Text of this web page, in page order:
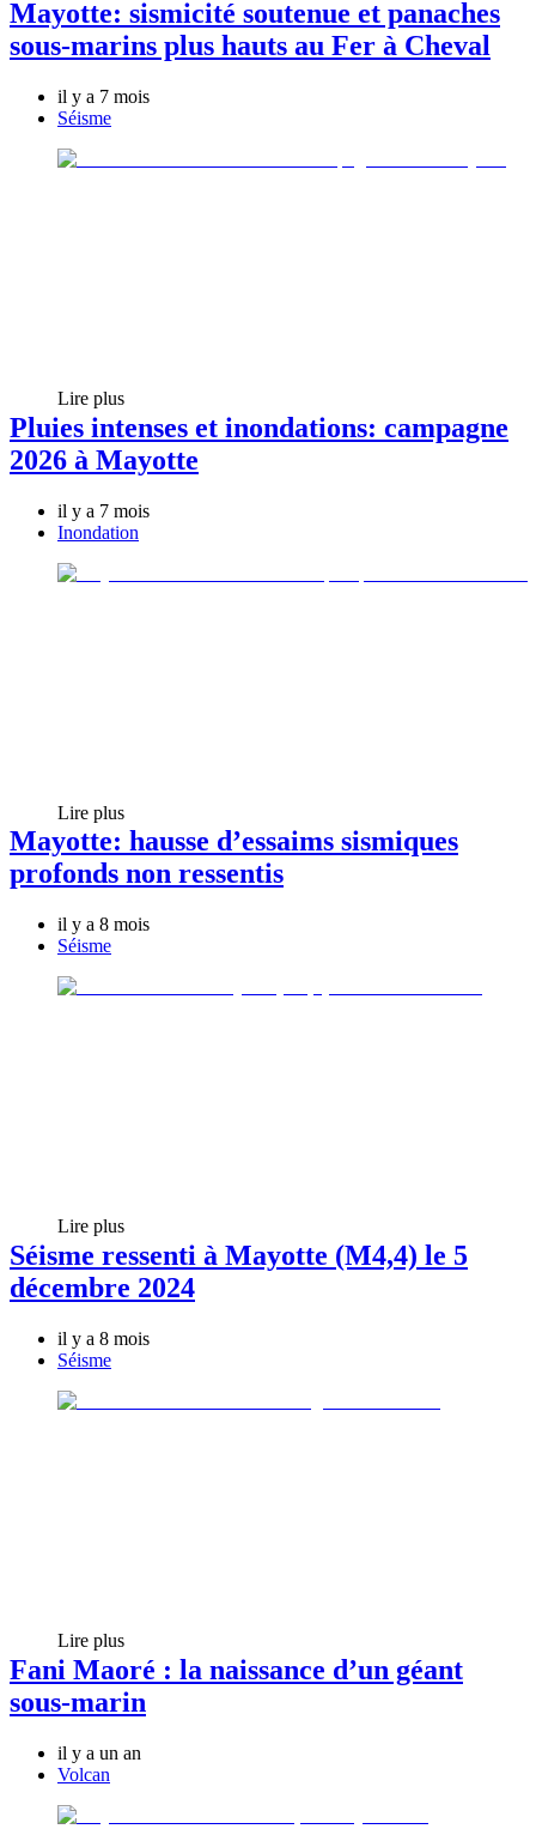
Mayotte: sismicité soutenue et panaches
sous-marins plus hauts au Fer à Cheval
il y a 7 mois
Séisme
Lire plus
Pluies intenses et inondations: campagne
2026 à Mayotte
il y a 7 mois
Inondation
Lire plus
Mayotte: hausse d’essaims sismiques
profonds non ressentis
il y a 8 mois
Séisme
Lire plus
Séisme ressenti à Mayotte (M4,4) le 5
décembre 2024
il y a 8 mois
Séisme
Lire plus
Fani Maoré : la naissance d’un géant
sous‑marin
il y a un an
Volcan